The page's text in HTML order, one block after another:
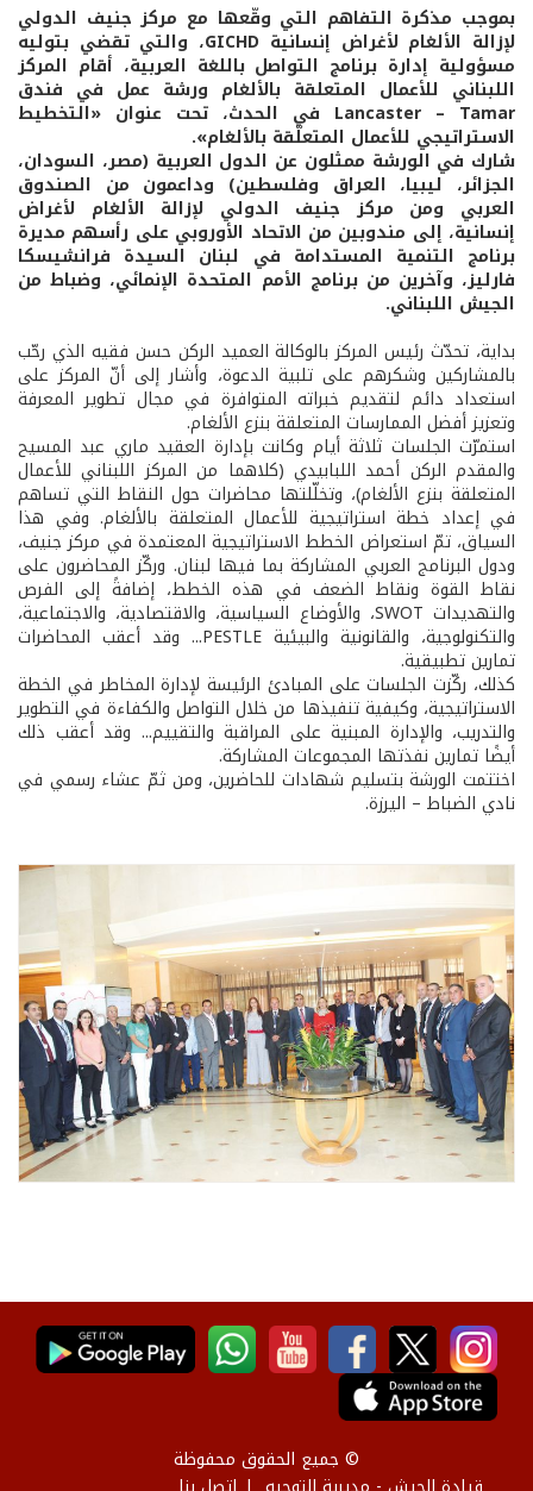
بموجب مذكرة التفاهم التي وقّعها مع مركز جنيف الدولي
لإزالة الألغام لأغراض إنسانية GICHD، والتي تقضي بتوليه
مسؤولية إدارة برنامج التواصل باللغة العربية، أقام المركز
اللبناني للأعمال المتعلقة بالألغام ورشة عمل في فندق
Lancaster – Tamar في الحدث، تحت عنوان «التخطيط
الاستراتيجي للأعمال المتعلّقة بالألغام».
شارك في الورشة ممثلون عن الدول العربية (مصر، السودان،
الجزائر، ليبيا، العراق وفلسطين) وداعمون من الصندوق
العربي ومن مركز جنيف الدولي لإزالة الألغام لأغراض
إنسانية، إلى مندوبين من الاتحاد الأوروبي على رأسهم مديرة
برنامج التنمية المستدامة في لبنان السيدة فرانشيسكا
فارليز، وآخرين من برنامج الأمم المتحدة الإنمائي، وضباط من
الجيش اللبناني.
بداية، تحدّث رئيس المركز بالوكالة العميد الركن حسن فقيه الذي رحّب
بالمشاركين وشكرهم على تلبية الدعوة، وأشار إلى أنّ المركز على
استعداد دائم لتقديم خبراته المتوافرة في مجال تطوير المعرفة
وتعزيز أفضل الممارسات المتعلقة بنزع الألغام.
استمرّت الجلسات ثلاثة أيام وكانت بإدارة العقيد ماري عبد المسيح
والمقدم الركن أحمد اللبابيدي (كلاهما من المركز اللبناني للأعمال
المتعلقة بنزع الألغام)، وتخلّلتها محاضرات حول النقاط التي تساهم
في إعداد خطة استراتيجية للأعمال المتعلقة بالألغام. وفي هذا
السياق، تمّ استعراض الخطط الاستراتيجية المعتمدة في مركز جنيف،
ودول البرنامج العربي المشاركة بما فيها لبنان. وركّز المحاضرون على
نقاط القوة ونقاط الضعف في هذه الخطط، إضافةً إلى الفرص
والتهديدات SWOT، والأوضاع السياسية، والاقتصادية، والاجتماعية،
والتكنولوجية، والقانونية والبيئية PESTLE... وقد أعقب المحاضرات
تمارين تطبيقية.
كذلك، ركّزت الجلسات على المبادئ الرئيسة لإدارة المخاطر في الخطة
الاستراتيجية، وكيفية تنفيذها من خلال التواصل والكفاءة في التطوير
والتدريب، والإدارة المبنية على المراقبة والتقييم... وقد أعقب ذلك
أيضًا تمارين نفذتها المجموعات المشاركة.
اختتمت الورشة بتسليم شهادات للحاضرين، ومن ثمّ عشاء رسمي في
نادي الضباط – اليرزة.
© جميع الحقوق محفوظة